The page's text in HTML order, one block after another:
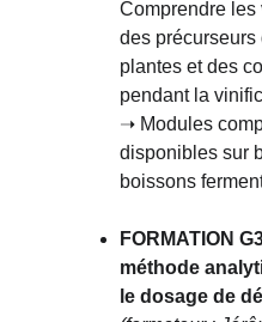
Comprendre
des
plantes et des
pendant la
➝ Modules
disponibles sur
boissons
FORMATION
méthode
le dosage de